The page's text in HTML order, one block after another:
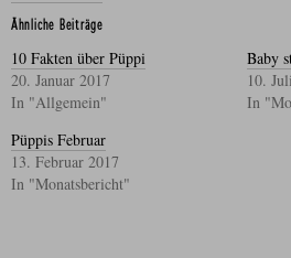
Ähnliche Beiträge
10 Fakten über Püppi
20. Januar 2017
In "Allgemein"
Baby
10.
In
Püppis Februar
13. Februar 2017
In "Monatsbericht"